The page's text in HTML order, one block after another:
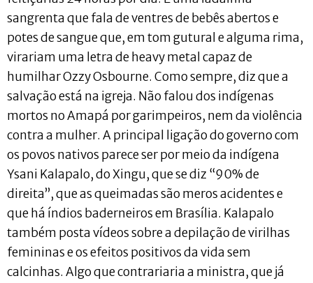
sangrenta que fala de ventres de bebês abertos e
potes de sangue que, em tom gutural e alguma rima,
virariam uma letra de heavy metal capaz de
humilhar Ozzy Osbourne. Como sempre, diz que a
salvação está na igreja. Não falou dos indígenas
mortos no Amapá por garimpeiros, nem da violência
contra a mulher. A principal ligação do governo com
os povos nativos parece ser por meio da indígena
Ysani Kalapalo, do Xingu, que se diz “90% de
direita”, que as queimadas são meros acidentes e
que há índios baderneiros em Brasília. Kalapalo
também posta vídeos sobre a depilação de virilhas
femininas e os efeitos positivos da vida sem
calcinhas. Algo que contrariaria a ministra, que já